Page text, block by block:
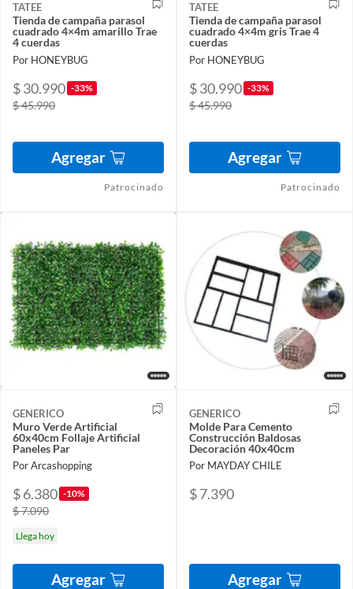
TATEE
Tienda de campaña parasol
cuadrado 4×4m amarillo Trae
4 cuerdas
Por HONEYBUG
$ 30.990 -33%
$ 45.990
Agregar
Patrocinado
TATEE
Tienda de campaña parasol
cuadrado 4×4m gris Trae 4
cuerdas
Por HONEYBUG
$ 30.990 -33%
$ 45.990
Agregar
Patrocinado
GENERICO
Muro Verde Artificial
60x40cm Follaje Artificial
Paneles Par
Por Arcashopping
$ 6.380 -10%
$ 7.090
Llega hoy
Agregar
GENERICO
Molde Para Cemento
Construcción Baldosas
Decoración 40x40cm
Por MAYDAY CHILE
$ 7.390
Agregar